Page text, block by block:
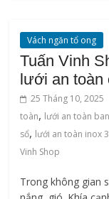
Vách ngăn tổ ong
Tuấn Vinh
lưới an toàn
25 Tháng 10, 2025
toàn, lưới an toàn
sổ, lưới an toàn inox
Vinh Shop
Trong không gian